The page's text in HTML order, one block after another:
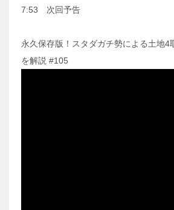
7:53 次回予告
永久保存版！スタダガチ勢による土地4
を解説 #105